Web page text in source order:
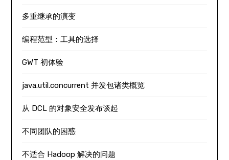
多重继承的演变
编程范型：工具的选择
GWT 初体验
java.util.concurrent 并发包诸类概览
从 DCL 的对象安全发布谈起
不同团队的困惑
不适合 Hadoop 解决的问题